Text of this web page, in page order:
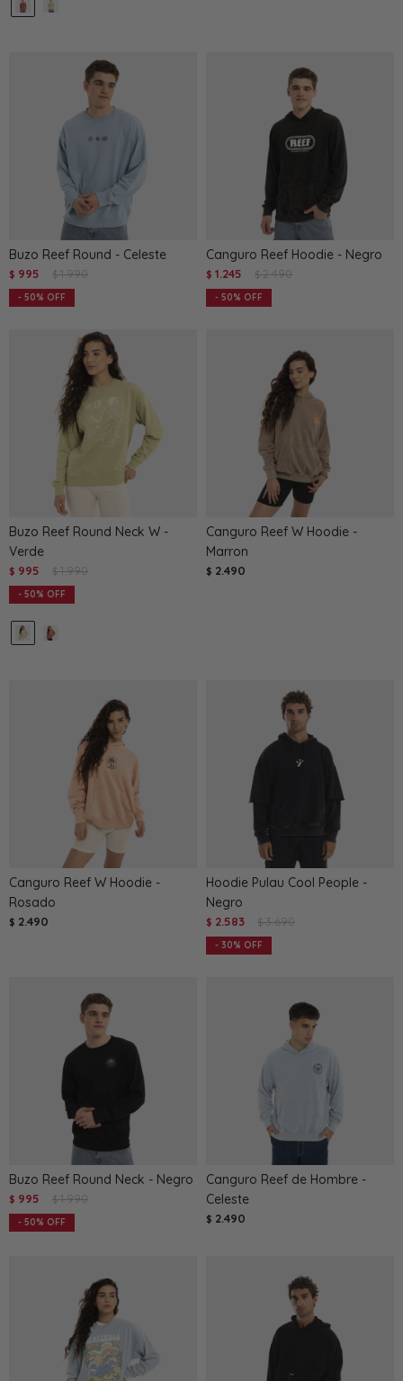
Buzo Reef Round - Celeste
$ 995 $ 1.990
50
Canguro Reef Hoodie - Negro
$ 1.245 $ 2.490
50
Buzo Reef Round Neck W -
Verde
$ 995 $ 1.990
50
Canguro Reef W Hoodie -
Marron
$ 2.490
Canguro Reef W Hoodie -
Rosado
$ 2.490
Hoodie Pulau Cool People -
Negro
$ 2.583 $ 3.690
30
Buzo Reef Round Neck - Negro
$ 995 $ 1.990
50
Canguro Reef de Hombre -
Celeste
$ 2.490